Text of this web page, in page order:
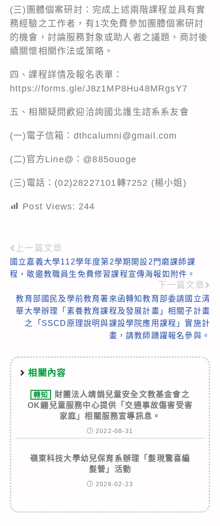
(三)團體個案研討：完成上述兩階課程並具有實
務經驗之工作者，有1次免費參加團體個案研討
的機會，討論服務對象或助人者之議題，商討後
續關懷相關作法或策略。
四、課程詳情及報名表單：
https://forms.gle/J8z1MP8Hu48MRgsY7
五、相關疑問歡迎洽詢國北護生諮系系友會
(一)電子信箱：dthcalumni@gmail.com
(二)官方Line@：@885ouoge
(三)電話：(02)28227101轉7252 (楊小姐)
Post Views: 244
Read
more
上一篇文章
國立嘉義大學112學年度第2學期開設2門磨課師課
程，敬邀教職員生免費修習課程宣傳海報如附件。
下一篇文章
教育部國民及學前教育署來函轉知教育部委請國立清
華大學辦理「素養教育課程及發展計畫」相關子計畫
之「SSCD原理說明與課設學院應用課程」實施計
畫，請教師踴躍報名參與。
相關內容
轉知
財團法人靖娟兒童安全文教基金會之
OK繃兒童服務中心提供「交通事故傷害受害
家庭」相關服務宣導訊息。
2022-08-31
嶺東科技大學幼兒保育系辦理「髮現驚喜編
髮營」活動
2026-02-23